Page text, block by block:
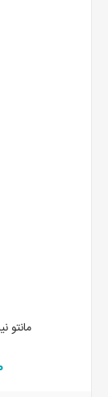
مانتو نیم